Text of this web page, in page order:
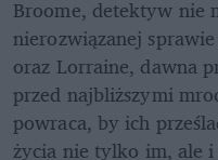
Broome, detektyw nie
nierozwiązanej
oraz Lorraine, dawna
przed najbliższymi
powraca, by ich
życia nie tylko im, ale